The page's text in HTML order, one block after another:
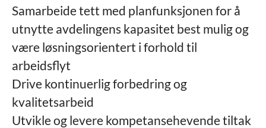
Samarbeide tett med planfunksjonen for å
utnytte avdelingens kapasitet best mulig og
være løsningsorientert i forhold til
arbeidsflyt
Drive kontinuerlig forbedring og
kvalitetsarbeid
Utvikle og levere kompetansehevende tiltak